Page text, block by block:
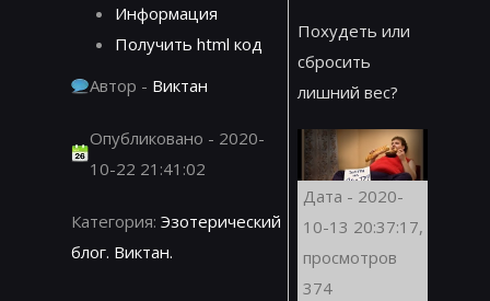
Информация
Получить html код
Автор - Виктан
Опубликовано - 2020-
10-22 21:41:02
Категория: Эзотерический
блог. Виктан.
Похудеть или
сбросить
лишний вес?
Дата - 2020-
10-13 20:37:17,
просмотров
374